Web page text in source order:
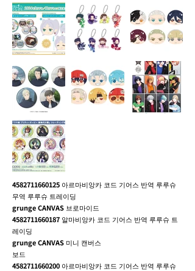
4582711660125 아르마비앙카 코드 기어스 반역 루루슈
무역 루루슈 트레이딩
grunge CANVAS 브로마이드
4582711660187 알마비앙카 코드 기어스 반역 루루슈 트
레이딩
grunge CANVAS 미니 캔버스
보드
4582711660200 아르마비앙카 코드 기어스 반역 루루슈